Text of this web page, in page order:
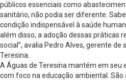
públicos essenciais como
sanitário, não podia ser diferente.
condição indispensável à saúde
além disso, a adoção dessas práticas
social”, avalia Pedro Alves, gerente
Teresina.
A Águas de Teresina mantém em seu
com foco na educação ambiental.